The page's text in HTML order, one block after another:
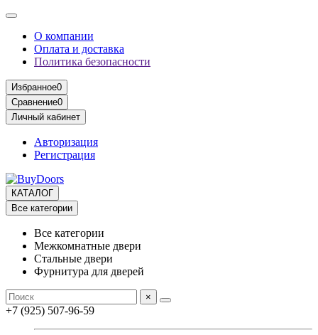
О компании
Оплата и доставка
Политика безопасности
Избранное0
Сравнение0
Личный кабинет
Авторизация
Регистрация
КАТАЛОГ
Все категории
Все категории
Межкомнатные двери
Стальные двери
Фурнитура для дверей
×
+7 (925) 507-96-59